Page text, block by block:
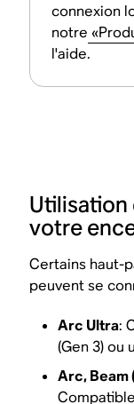
connexion
notre
l'aide.
Utilisation
votre
Certains haut-
peuvent se
Arc Ultra:
(Gen 3) ou
Arc, Beam